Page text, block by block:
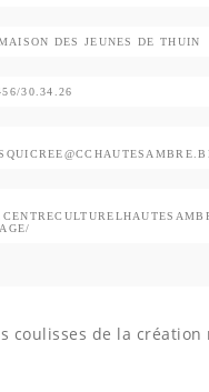
DES JEUNES DE THUIN
30.34.26
coulisses de la création